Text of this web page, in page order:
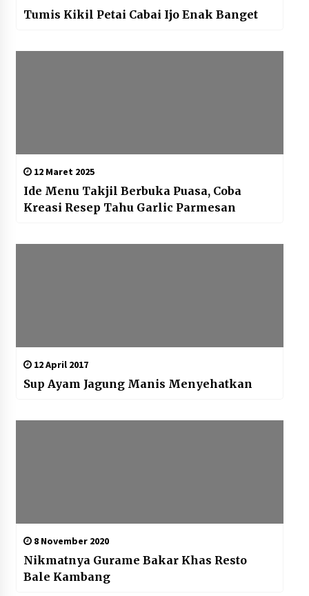
Tumis Kikil Petai Cabai Ijo Enak Banget
12 Maret 2025
Ide Menu Takjil Berbuka Puasa, Coba
Kreasi Resep Tahu Garlic Parmesan
12 April 2017
Sup Ayam Jagung Manis Menyehatkan
8 November 2020
Nikmatnya Gurame Bakar Khas Resto
Bale Kambang